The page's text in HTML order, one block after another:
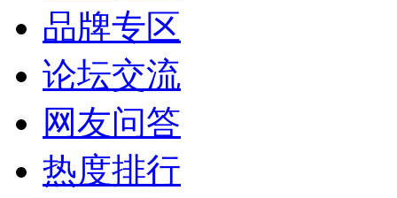
品牌专区
论坛交流
网友问答
热度排行